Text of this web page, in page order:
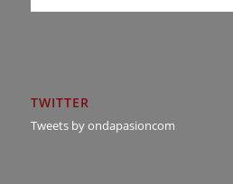
TWITTER
Tweets by ondapasioncom